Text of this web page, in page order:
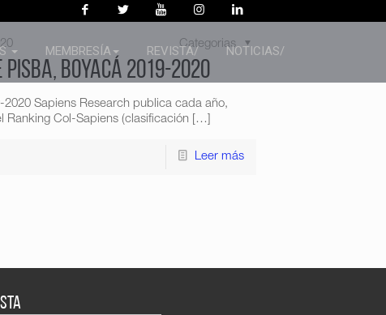
MEMBRESÍA REVISTA/ NOTICIAS/
Categorias
Boyacá 2019-2020
Sapiens Research publica cada año,
Col-Sapiens (clasificación[…]
Leer más